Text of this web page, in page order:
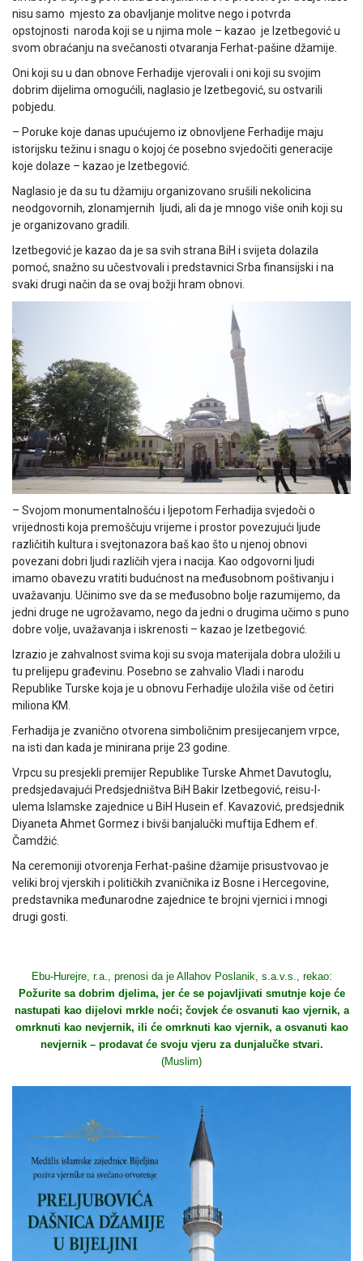
nisu samo mjesto za obavljanje molitve nego i potvrda
opstojnosti naroda koji se u njima mole – kazao je Izetbegović u
svom obraćanju na svečanosti otvaranja Ferhat-pašine džamije.
Oni koji su u dan obnove Ferhadije vjerovali i oni koji su svojim
dobrim dijelima omogućili, naglasio je Izetbegović, su ostvarili
pobjedu.
– Poruke koje danas upućujemo iz obnovljene Ferhadije maju
istorijsku težinu i snagu o kojoj će posebno svjedočiti generacije
koje dolaze – kazao je Izetbegović.
Naglasio je da su tu džamiju organizovano srušili nekolicina
neodgovornih, zlonamjernih ljudi, ali da je mnogo više onih koji su
je organizovano gradili.
Izetbegović je kazao da je sa svih strana BiH i svijeta dolazila
pomoć, snažno su učestvovali i predstavnici Srba finansijski i na
svaki drugi način da se ovaj božji hram obnovi.
– Svojom monumentalnošću i ljepotom Ferhadija svjedoči o
vrijednosti koja premoščuju vrijeme i prostor povezujući ljude
različitih kultura i svejtonazora baš kao što u njenoj obnovi
povezani dobri ljudi različih vjera i nacija. Kao odgovorni ljudi
imamo obavezu vratiti budućnost na međusobnom poštivanju i
uvažavanju. Učinimo sve da se međusobno bolje razumijemo, da
jedni druge ne ugrožavamo, nego da jedni o drugima učimo s puno
dobre volje, uvažavanja i iskrenosti – kazao je Izetbegović.
Izrazio je zahvalnost svima koji su svoja materijala dobra uložili u
tu prelijepu građevinu. Posebno se zahvalio Vladi i narodu
Republike Turske koja je u obnovu Ferhadije uložila više od četiri
miliona KM.
Ferhadija je zvanično otvorena simboličnim presijecanjem vrpce,
na isti dan kada je minirana prije 23 godine.
Vrpcu su presjekli premijer Republike Turske Ahmet Davutoglu,
predsjedavajući Predsjedništva BiH Bakir Izetbegović, reisu-l-
ulema Islamske zajednice u BiH Husein ef. Kavazović, predsjednik
Diyaneta Ahmet Gormez i bivši banjalučki muftija Edhem ef.
Čamdžić.
Na ceremoniji otvorenja Ferhat-pašine džamije prisustvovao je
veliki broj vjerskih i političkih zvaničnika iz Bosne i Hercegovine,
predstavnika međunarodne zajednice te brojni vjernici i mnogi
drugi gosti.
Ebu-Hurejre, r.a., prenosi da je Allahov Poslanik, s.a.v.s., rekao:
Požurite sa dobrim djelima, jer će se pojavljivati smutnje koje će
nastupati kao dijelovi mrkle noći; čovjek će osvanuti kao vjernik, a
omrknuti kao nevjernik, ili će omrknuti kao vjernik, a osvanuti kao
nevjernik – prodavat će svoju vjeru za dunjalučke stvari.
(Muslim)